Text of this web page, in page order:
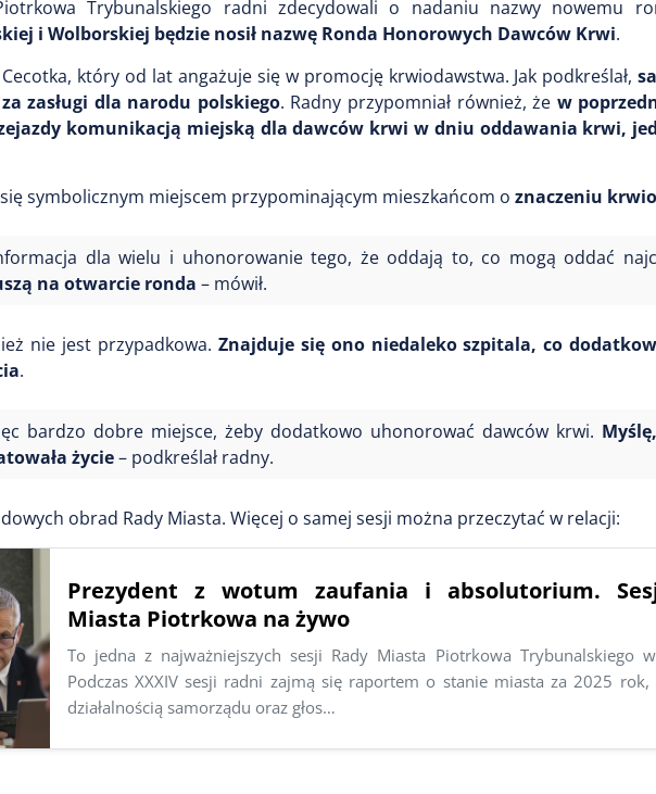
Trybunalskiego radni zdecydowali o nadaniu nazwy nowemu
i Wolborskiej będzie nosił nazwę Ronda Honorowych Dawców Krwi.
który od lat angażuje się w promocję krwiodawstwa. Jak podkreślał,
zasługi dla narodu polskiego. Radny przypomniał również, że w
komunikacją miejską dla dawców krwi w dniu oddawania krwi,
symbolicznym miejscem przypominającym mieszkańcom o znaczeniu
dla wielu i uhonorowanie tego, że oddają to, co mogą oddać
na otwarcie ronda – mówił.
nie jest przypadkowa. Znajduje się ono niedaleko szpitala, co
.
bardzo dobre miejsce, żeby dodatkowo uhonorować dawców krwi.
życie– podkreślał radny.
obrad Rady Miasta. Więcej o samej sesji można przeczytać w relacji:
Prezydent z wotum zaufania i absolutorium.
Miasta Piotrkowa na żywo
To jedna z najważniejszych sesji Rady Miasta Piotrkowa Trybunalskiego
Podczas XXXIV sesji radni zajmą się raportem o stanie miasta za 2025 rok,
działalnością samorządu oraz głos…